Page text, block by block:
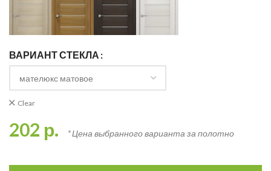
ВАРИАНТ СТЕКЛА
Clear
202 р. * Цена выбранного варианта за полотно